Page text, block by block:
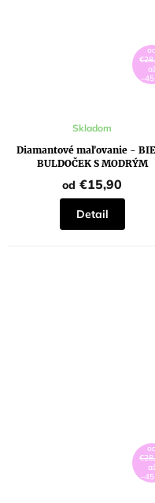
Diamantové maľovanie -
BULDOČEK S MODRÝM
Skladom
od €15,90
Detail